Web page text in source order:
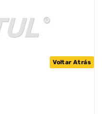
Voltar Atrás